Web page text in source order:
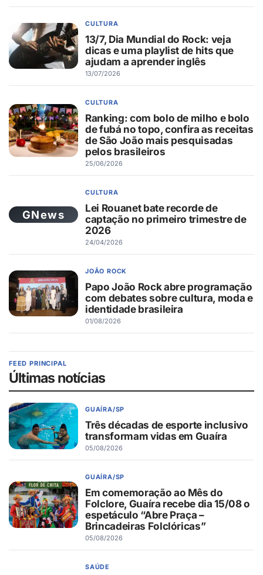
CULTURA
13/7, Dia Mundial do Rock: veja
dicas e uma playlist de hits que
ajudam a aprender inglês
13/07/2026
CULTURA
Ranking: com bolo de milho e bolo
de fubá no topo, confira as receitas
de São João mais pesquisadas
pelos brasileiros
25/06/2026
GNews
CULTURA
Lei Rouanet bate recorde de
captação no primeiro trimestre de
2026
24/04/2026
JOÃO ROCK
Papo João Rock abre programação
com debates sobre cultura, moda e
identidade brasileira
01/08/2026
FEED PRINCIPAL
Últimas notícias
GUAÍRA/SP
Três décadas de esporte inclusivo
transformam vidas em Guaíra
05/08/2026
GUAÍRA/SP
Em comemoração ao Mês do
Folclore, Guaíra recebe dia 15/08 o
espetáculo “Abre Praça –
Brincadeiras Folclóricas”
05/08/2026
SAÚDE